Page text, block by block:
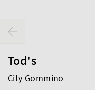
Tod's
City Gommino